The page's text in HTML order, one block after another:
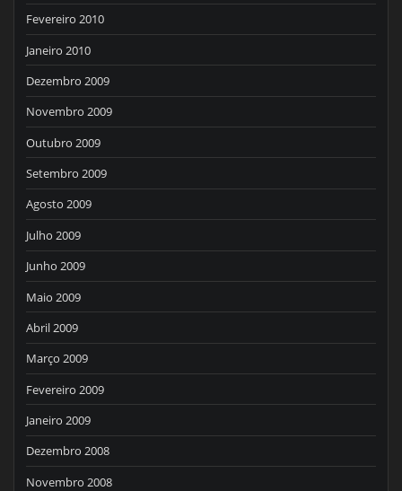
Fevereiro 2010
Janeiro 2010
Dezembro 2009
Novembro 2009
Outubro 2009
Setembro 2009
Agosto 2009
Julho 2009
Junho 2009
Maio 2009
Abril 2009
Março 2009
Fevereiro 2009
Janeiro 2009
Dezembro 2008
Novembro 2008